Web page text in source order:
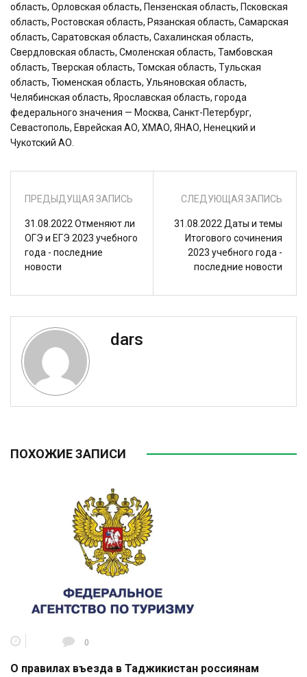
область, Орловская область, Пензенская область, Псковская
область, Ростовская область, Рязанская область, Самарская
область, Саратовская область, Сахалинская область,
Свердловская область, Смоленская область, Тамбовская
область, Тверская область, Томская область, Тульская
область, Тюменская область, Ульяновская область,
Челябинская область, Ярославская область, города
федерального значения — Москва, Санкт-Петербург,
Севастополь, Еврейская АО, ХМАО, ЯНАО, Ненецкий и
Чукотский АО.
ПРЕДЫДУЩАЯ ЗАПИСЬ
31.08.2022 Отменяют ли
ОГЭ и ЕГЭ 2023 учебного
года - последние
новости
СЛЕДУЮЩАЯ ЗАПИСЬ
31.08.2022 Даты и темы
Итогового сочинения
2023 учебного года -
последние новости
dars
ПОХОЖИЕ ЗАПИСИ
0
О правилах въезда в Таджикистан россиянам